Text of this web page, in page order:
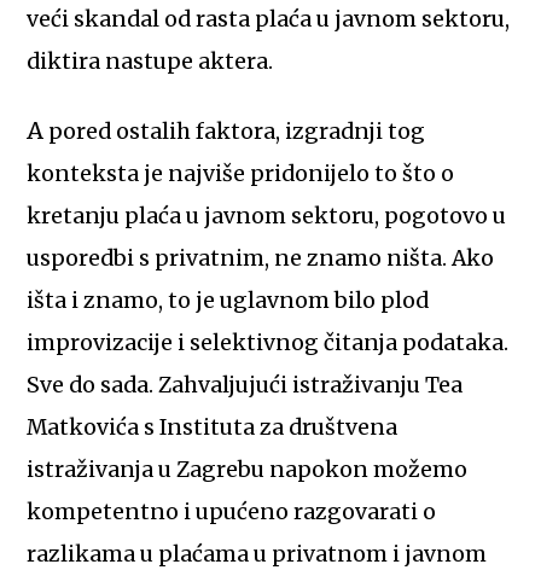
veći skandal od rasta plaća u javnom sektoru,
diktira nastupe aktera.
A pored ostalih faktora, izgradnji tog
konteksta je najviše pridonijelo to što o
kretanju plaća u javnom sektoru, pogotovo u
usporedbi s privatnim, ne znamo ništa. Ako
išta i znamo, to je uglavnom bilo plod
improvizacije i selektivnog čitanja podataka.
Sve do sada. Zahvaljujući istraživanju Tea
Matkovića s Instituta za društvena
istraživanja u Zagrebu napokon možemo
kompetentno i upućeno razgovarati o
razlikama u plaćama u privatnom i javnom